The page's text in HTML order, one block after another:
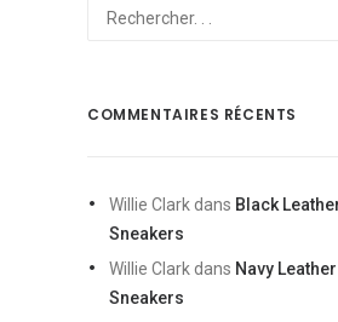
COMMENTAIRES RÉCENTS
Willie Clark dans Black
Sneakers
Willie Clark dans Navy
Sneakers